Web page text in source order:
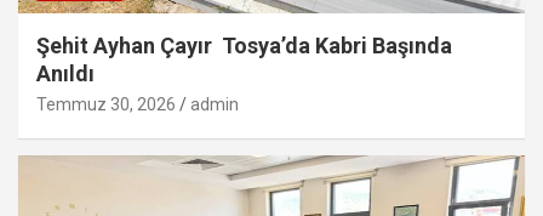
Şehit Ayhan Çayır Tosya’da Kabri Başında
Anıldı
Temmuz 30, 2026 admin